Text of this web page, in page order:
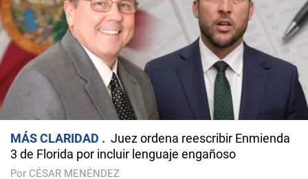
MÁS CLARIDAD
Juez ordena reescribir Enmienda
3 de Florida por incluir lenguaje engañoso
Por CÉSAR MENÉNDEZ